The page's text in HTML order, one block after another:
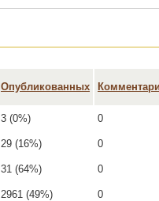
Опубликованных
3 (0%) 0
29 (16%) 0
31 (64%) 0
2961 (49%) 0